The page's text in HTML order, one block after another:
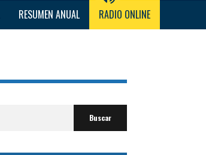
RESUMEN ANUAL RADIO ONLINE